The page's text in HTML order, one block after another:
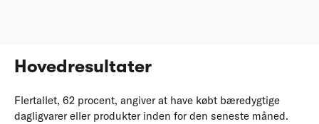
Hovedresultater
Flertallet, 62 procent, angiver at have købt bæredygtige
dagligvarer eller produkter inden for den seneste måned.